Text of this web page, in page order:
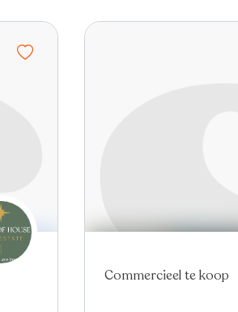
Commercieel te koop